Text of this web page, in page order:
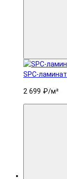
SPC-
2 699 ₽/м²